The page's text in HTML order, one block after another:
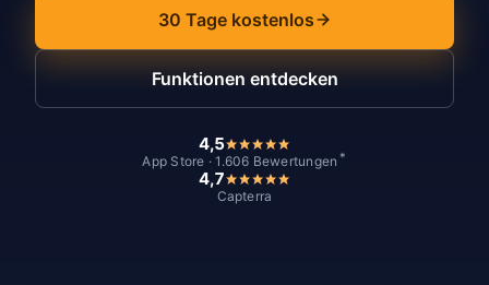
30 Tage kostenlos
Funktionen entdecken
4,5
App Store · 1.606 Bewertungen *
4,7
Capterra